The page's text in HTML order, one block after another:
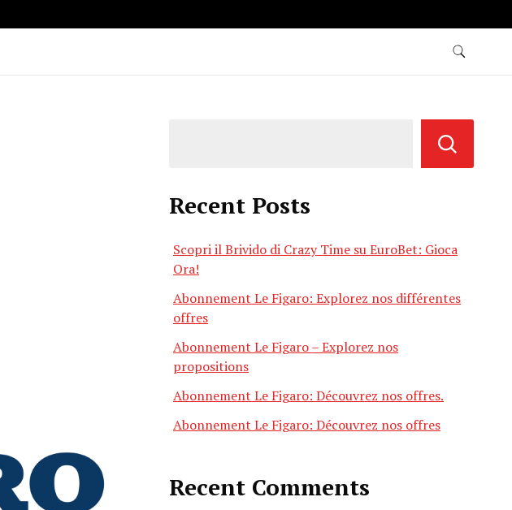
Recent Posts
Scopri il Brivido di Crazy Time su EuroBet: Gioca
Ora!
Abonnement Le Figaro: Explorez nos différentes
offres
Abonnement Le Figaro – Explorez nos
propositions
Abonnement Le Figaro: Découvrez nos offres.
Abonnement Le Figaro: Découvrez nos offres
Recent Comments